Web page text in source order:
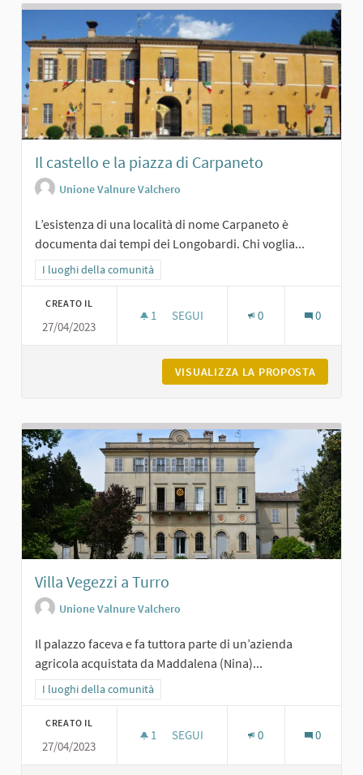
Il castello e la piazza di Carpaneto
Unione Valnure Valchero
L’esistenza di una località di nome Carpaneto è
documenta dai tempi dei Longobardi. Chi voglia...
Filtra i risultati per categoria: I luoghi della comunità
I luoghi della comunità
CREATO IL
27/04/2023
1 1 SOSTENITORI
SEGUI 0 0
VISUALIZZA LA PROPOSTA
Villa Vegezzi a Turro
Unione Valnure Valchero
Il palazzo faceva e fa tuttora parte di un’azienda
agricola acquistata da Maddalena (Nina)...
Filtra i risultati per categoria: I luoghi della comunità
I luoghi della comunità
CREATO IL
27/04/2023
1 1 SOSTENITORI
SEGUI 0 0